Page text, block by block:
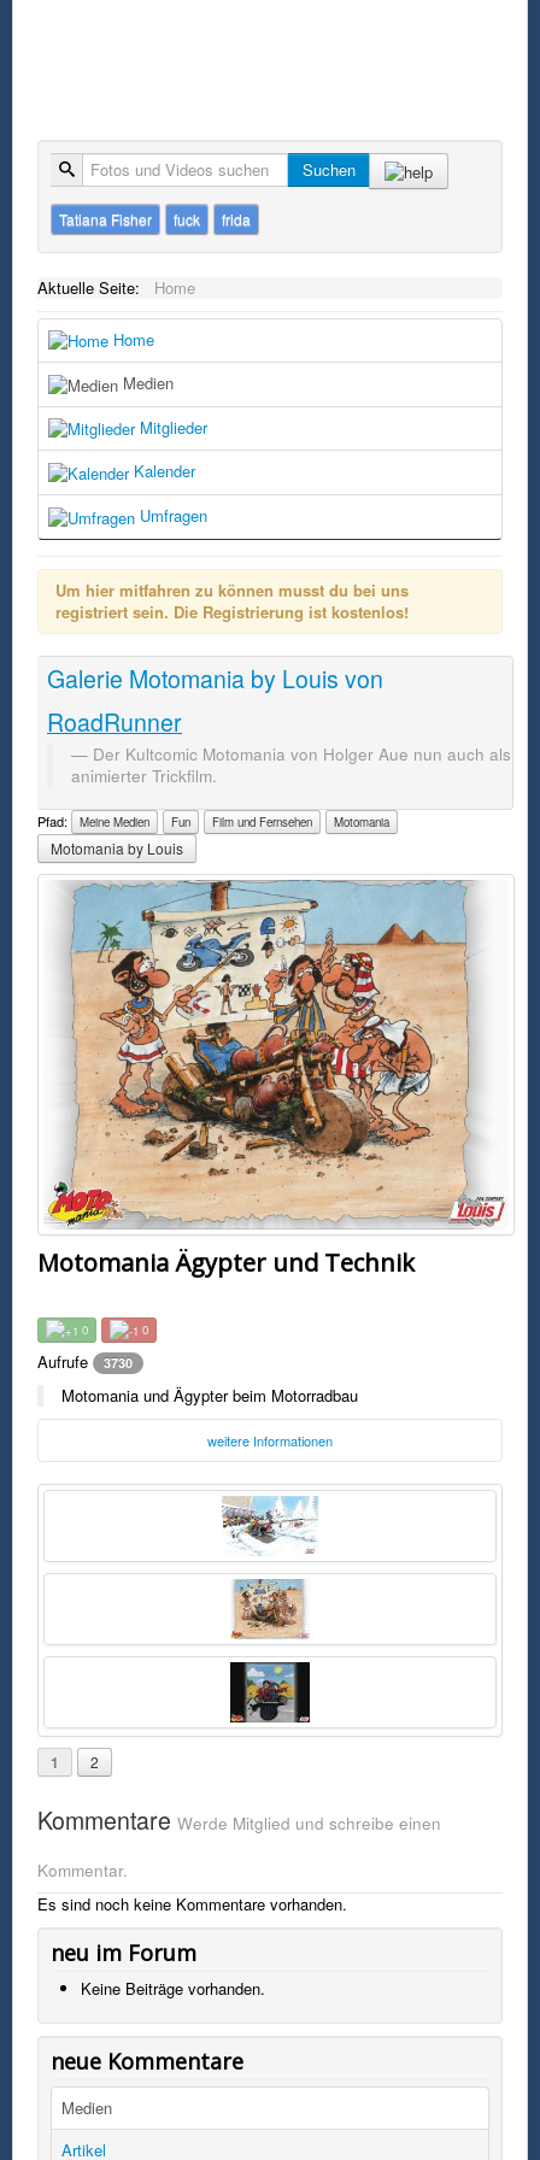
Suche Suchen
Tatiana Fisher fuck frida
Aktuelle Seite: Home
Home
Medien
Mitglieder
Kalender
Umfragen
Um hier mitfahren zu können musst du bei uns
registriert sein. Die Registrierung ist kostenlos!
Galerie Motomania by Louis von
RoadRunner
Der Kultcomic Motomania von Holger Aue nun auch als
animierter Trickfilm.
Pfad: Meine Medien Fun Film und Fernsehen Motomania
Motomania by Louis
Motomania Ägypter und Technik
0 0
Aufrufe 3730
Motomania und Ägypter beim Motorradbau
weitere Informationen
Freitag, 12. Dezember 2014 12:40 Uhr
Motomania und Ägypter beim Motorradbau
1 2
Kommentare Werde Mitglied und schreibe einen
Kommentar.
Es sind noch keine Kommentare vorhanden.
neu im Forum
Keine Beiträge vorhanden.
neue Kommentare
Medien
Artikel